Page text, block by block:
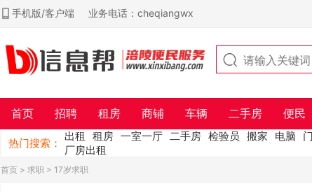
手机版/客户端 业务电话：cheqiangwx
首页 招聘 租房 商铺 车辆 二手房 便民
热门搜索：
出租 租房 一室一厅 二手房 检验员 搬家 电脑
厂房出租
首页 > 求职 > 17岁求职